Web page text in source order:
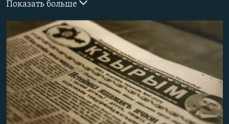
КРЫМ.НЕПОКОРЕННЫЙ
ELIFBE
УКРАИНСКАЯ ПРОБЛЕМА КРЫМА
ПРИСОЕДИНЯЙТЕСЬ!
Все сайты RFE/RL
Показать больше